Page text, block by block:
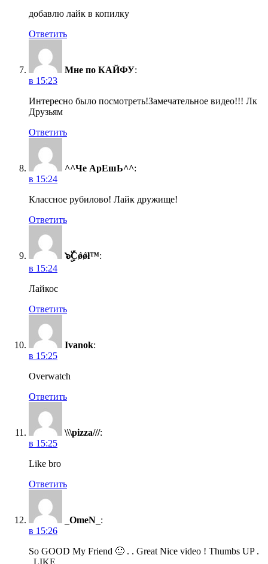
добавлю лайк в копилку
Ответить
Мне по КАЙФУ:
в 15:23
Интересно было посмотреть!Замечательное видео!!! Лк
Друзьям
Ответить
^^Че АрЕшЬ^^:
в 15:24
Классное рубилово! Лайк дружище!
Ответить
๖ۣۜĆǿǿł™:
в 15:24
Лайкос
Ответить
Ivanok:
в 15:25
Overwatch
Ответить
\\\pizza///:
в 15:25
Like bro
Ответить
_OmeN_ :
в 15:26
So GOOD My Friend 🙂 . . Great Nice video ! Thumbs UP .
. LIKE